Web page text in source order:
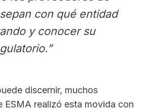
con qué entidad
y conocer su
discernir, muchos
ESMA realizó esta movida con